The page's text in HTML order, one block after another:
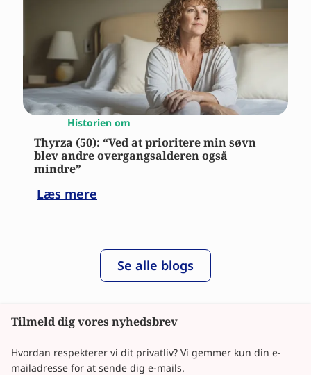
Historien om
Thyrza (50): “Ved at prioritere min søvn
blev andre overgangsalderen også
mindre”
Læs mere
Se alle blogs
Tilmeld dig vores nyhedsbrev
Hvordan respekterer vi dit privatliv? Vi gemmer kun din e-
mailadresse for at sende dig e-mails.